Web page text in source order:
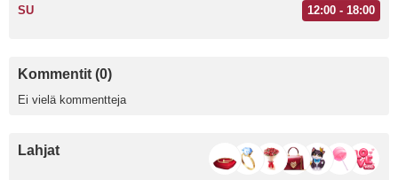
SU 12:00 - 18:00
Kommentit (0)
Ei vielä kommentteja
Lahjat